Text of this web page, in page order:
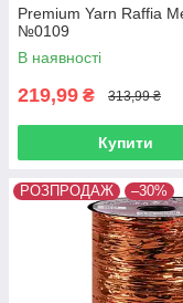
Premium Yarn Raffia
№0109
В наявності
219,99 ₴ 313,99 ₴
Купити
РОЗПРОДАЖ –30%